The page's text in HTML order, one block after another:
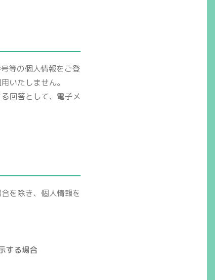
等の個人情報をご登
いたしません。
回答として、電子メ
を除き、個人情報を
する場合